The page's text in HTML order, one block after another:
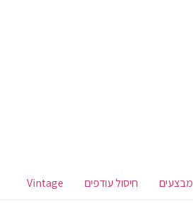
מבצעים חיסול עודפים Vintage